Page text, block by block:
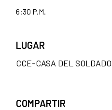
6:30 P.M.
LUGAR
CCE-CASA DEL SOLDADO
COMPARTIR